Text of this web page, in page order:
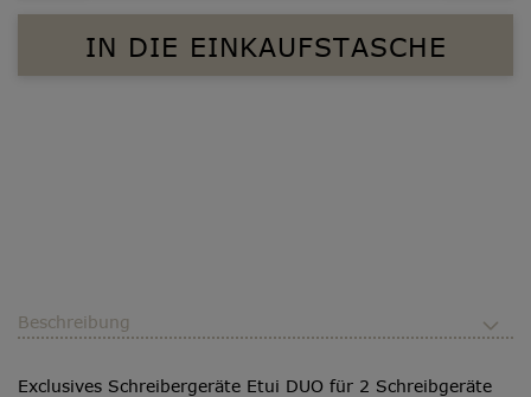
Beschreibung
Exclusives Schreibergeräte Etui DUO für 2 Schreibgeräte